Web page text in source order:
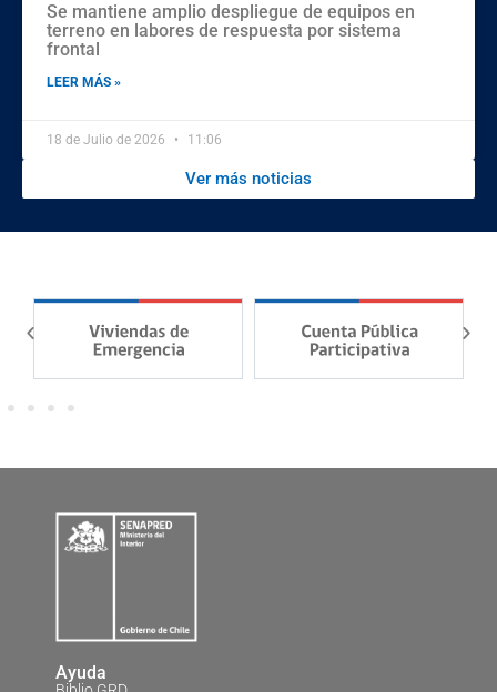
Se mantiene amplio despliegue de equipos en
terreno en labores de respuesta por sistema
frontal
LEER MÁS »
18 de Julio de 2026 11:06
Ver más noticias
Ayuda